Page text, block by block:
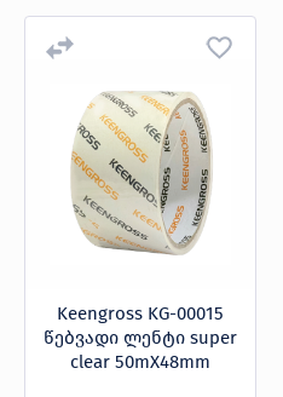
Keengross KG-00015
წებვადი ლენტი super
clear 50mX48mm